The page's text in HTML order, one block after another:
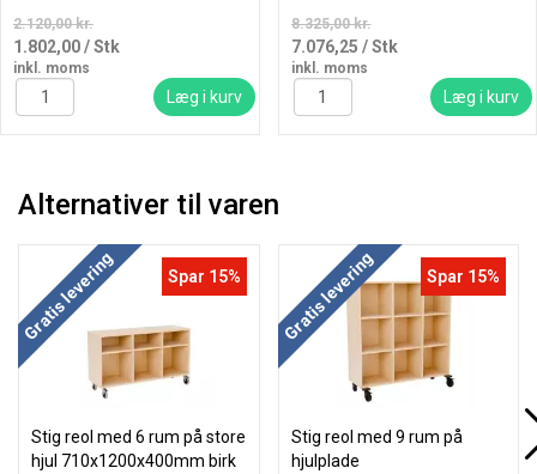
2.120,00 kr.
1.802,00/ Stk
inkl. moms
Læg i kurv
8.325,00 kr.
7.076,25 / Stk
inkl. moms
Læg i kurv
Alternativer til varen
Gratis levering Spar 15%
Stig reol med 6 rum på store
hjul 710x1200x400mm birk
Gratis levering Spar 15%
Stig reol med 9 rum på
hjulplade